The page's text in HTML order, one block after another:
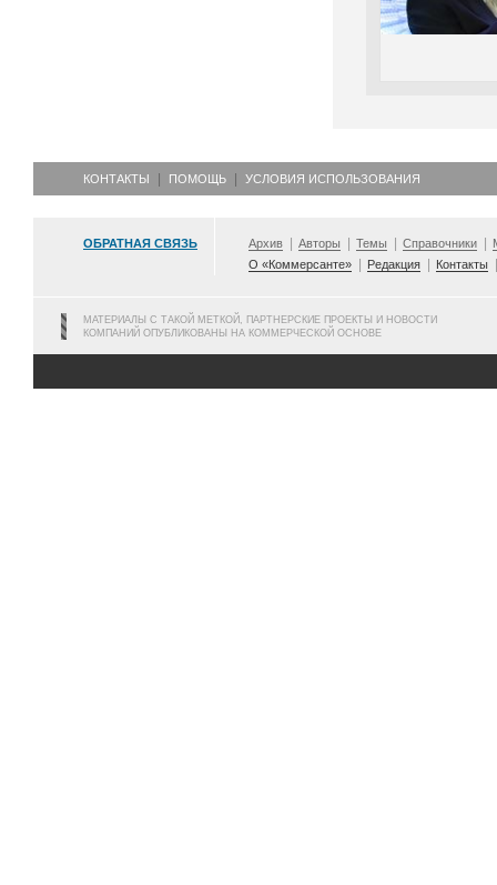
КОНТАКТЫ ПОМОЩЬ УСЛОВИЯ ИСПОЛЬЗОВАНИЯ
ОБРАТНАЯ СВЯЗЬ Архив Авторы Темы Справочники
О «Коммерсанте»
Редакция Контакты
МАТЕРИАЛЫ С ТАКОЙ МЕТКОЙ, ПАРТНЕРСКИЕ ПРОЕКТЫ И НОВОСТИ
КОМПАНИЙ ОПУБЛИКОВАНЫ НА КОММЕРЧЕСКОЙ ОСНОВЕ